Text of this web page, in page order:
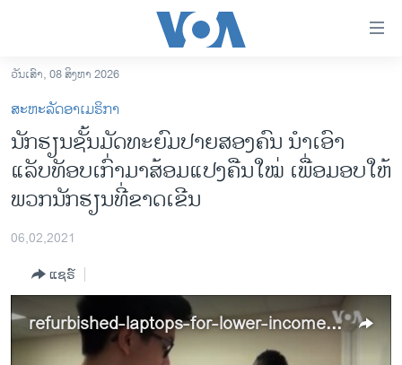
ເຂົ້າ
ຫາ
ຂ້າມ
ຂ້າມ
ຂ້າມ
ໄປ
ຫາ
ຊອກ
ລາວ
ອາເມຣິກາ
ການເລືອກຕັ້ງ ປະທານາທີບໍດີ ສະຫະລັດ 2024
ອິດສະຫຼະພາບດ້ານການຂ່າວ
ຊີວິດຊາວລາວ
ວັນເສົາ, 08 ສິງຫາ 2026
ສະຫະລັດອາເມຣິກາ
ນັກຮຽນຊັ້ນມັດທະຍົມປາຍສອງຄົນ ນຳເອົາ
ແລັບທັອບເກົ່າມາສ້ອມແປງຄືນໃໝ່ ເພື່ອມອບໃຫ້
ພວກນັກຮຽນທີ່ຂາດເຂີນ
06,02,2021
ແຊຣ໌
refurbished-laptops-for-lower-income-students